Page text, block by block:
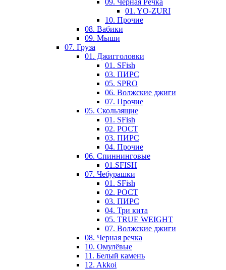
09. Черная Речка
01. YO-ZURI
10. Прочие
08. Вабики
09. Мыши
07. Груза
01. Джигголовки
01. SFish
03. ПИРС
05. SPRO
06. Волжские джиги
07. Прочие
05. Скользящие
01. SFish
02. РОСТ
03. ПИРС
04. Прочие
06. Спиннинговые
01.SFISH
07. Чебурашки
01. SFish
02. РОСТ
03. ПИРС
04. Три кита
05. TRUE WEIGHT
07. Волжские джиги
08. Черная речка
10. Омулёвые
11. Белый камень
12. Akkoi